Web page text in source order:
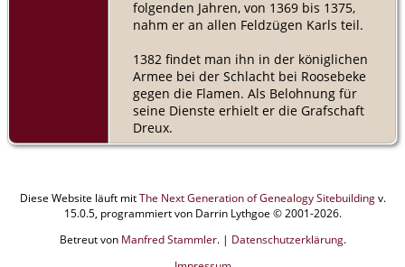
folgenden Jahren, von 1369 bis 1375,
nahm er an allen Feldzügen Karls teil.
1382 findet man ihn in der königlichen
Armee bei der Schlacht bei Roosebeke
gegen die Flamen. Als Belohnung für
seine Dienste erhielt er die Grafschaft
Dreux.
Diese Website läuft mitThe Next Generation of Genealogy Sitebuildingv.
15.0.5, programmiert von Darrin Lythgoe © 2001-2026.
Betreut von Manfred Stammler. | Datenschutzerklärung.